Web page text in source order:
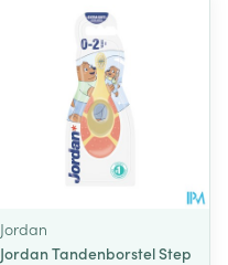
Jordan
Jordan Tandenborstel Step